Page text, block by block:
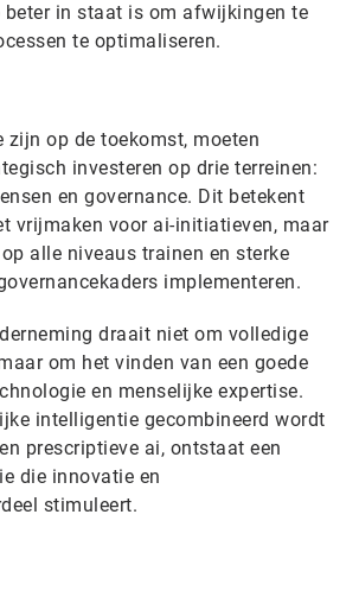
beter in staat is om afwijkingen te
te optimaliseren.
zijn op de toekomst, moeten
investeren op drie terreinen:
en governance. Dit betekent
vrijmaken voor ai-initiatieven, maar
alle niveaus trainen en sterke
implementeren.
draait niet om volledige
om het vinden van een goede
en menselijke expertise.
intelligentie gecombineerd wordt
prescriptieve ai, ontstaat een
die innovatie en
stimuleert.